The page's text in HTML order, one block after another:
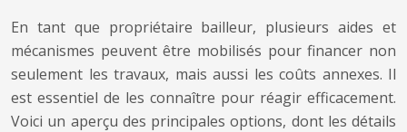
En tant que propriétaire bailleur, plusieurs aides et
mécanismes peuvent être mobilisés pour financer non
seulement les travaux, mais aussi les coûts annexes. Il
est essentiel de les connaître pour réagir efficacement.
Voici un aperçu des principales options, dont les détails